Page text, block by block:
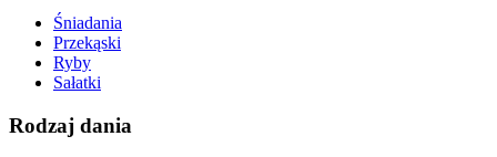
Śniadania
Przekąski
Ryby
Sałatki
Rodzaj dania